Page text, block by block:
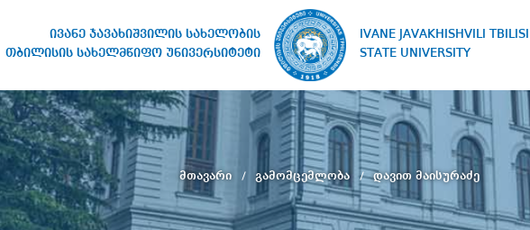
ივანე ჯავახიშვილის სახელობის
თბილისის სახელმწიფო უნივერსიტეტი
IVANE JAVAKHISHVILI TBILISI
STATE UNIVERSITY
მთავარი გამომცემლობა დავით მაისურაძე